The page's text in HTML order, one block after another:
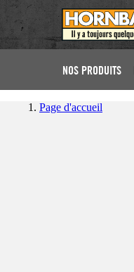
NOS PRODUITS
Page d'accueil